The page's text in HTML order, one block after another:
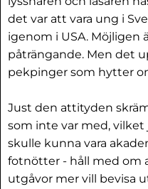
det var att vara ung i
igenom i USA. Möjligen
påträngande. Men det
pekpinger som hytter
Just den attityden
som inte var med, vilket
skulle kunna vara
fotnötter - håll med om
utgåvor mer vill bevisa